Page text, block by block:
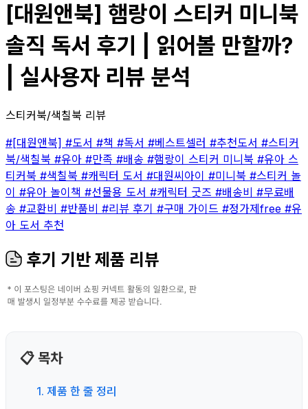
[대원앤북] 햄랑이 스티커 미니북
솔직 독서 후기 | 읽어볼 만할까?
| 실사용자 리뷰 분석
스티커북/색칠북 리뷰
#[대원앤북] #도서 #책 #독서 #베스트셀러 #추천도서 #스티커
북/색칠북 #유아 #만족 #배송 #햄랑이 스티커 미니북 #유아 스
티커북 #색칠북 #캐릭터 도서 #대원씨아이 #미니북 #스티커 놀
이 #유아 놀이책 #선물용 도서 #캐릭터 굿즈 #배송비 #무료배
송 #교환비 #반품비 #리뷰 후기 #구매 가이드 #정가제free #유
아 도서 추천
후기 기반 제품 리뷰
📋 목차
1. 제품 한 줄 정리